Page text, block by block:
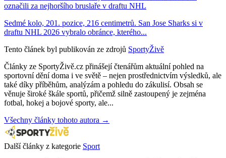
označili za nejhoršího bruslaře v draftu NHL
Sedmé kolo, 201. pozice, 216 centimetrů. San Jose Sharks si v
draftu NHL 2026 vybralo obránce, kterého...
Tento článek byl publikován ze zdrojů SportyŽivě
Články ze SportyŽivě.cz přinášejí čtenářům aktuální pohled na
sportovní dění doma i ve světě – nejen prostřednictvím výsledků, ale
také díky příběhům, analýzám a pohledu do zákulisí. Obsah se
věnuje široké škále sportů, přičemž silně zastoupený je zejména
fotbal, hokej a bojové sporty, ale...
Všechny články tohoto autora →
Další články z kategorie Sport